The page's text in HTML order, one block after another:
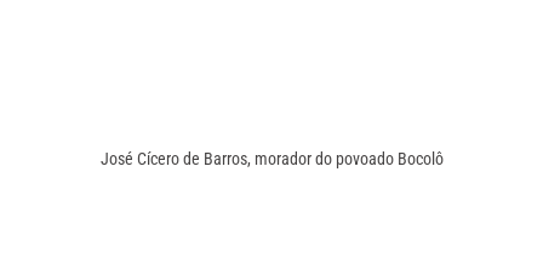
José Cícero de Barros, morador do povoado Bocolô